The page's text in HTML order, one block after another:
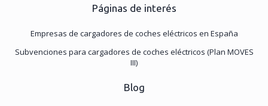
Páginas de interés
Empresas de cargadores de coches eléctricos en España
Subvenciones para cargadores de coches eléctricos (Plan MOVES
III)
Blog